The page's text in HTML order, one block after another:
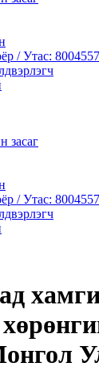
/ Утас:
засаг
/ Утас: